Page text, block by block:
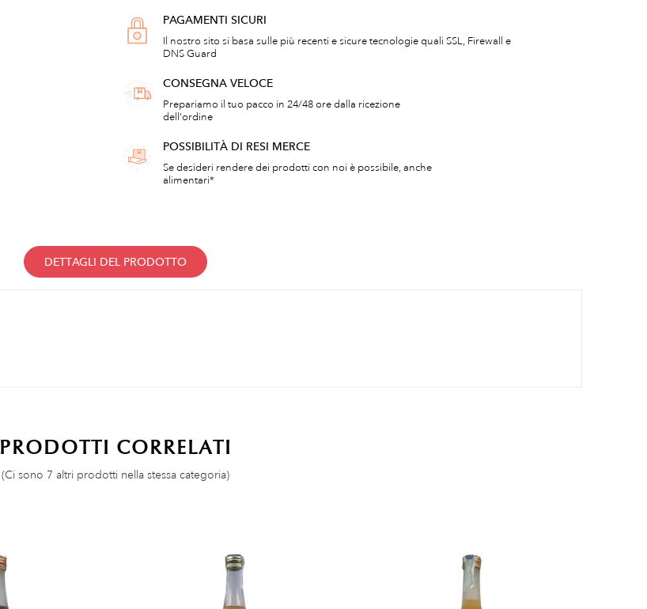
PAGAMENTI SICURI
Il nostro sito si basa sulle più recenti e sicure tecnologie quali SSL, Firewall e
DNS Guard
CONSEGNA VELOCE
Prepariamo il tuo pacco in 24/48 ore dalla ricezione
dell'ordine
POSSIBILITÀ DI RESI MERCE
Se desideri rendere dei prodotti con noi è possibile, anche
alimentari*
DETTAGLI DEL PRODOTTO
PRODOTTI CORRELATI
(Ci sono 7 altri prodotti nella stessa categoria)